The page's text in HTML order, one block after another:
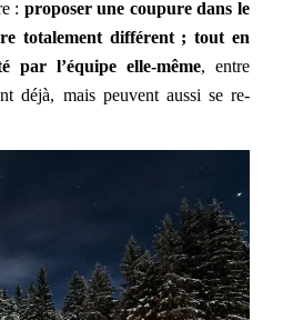
: proposer une coupure dans le
totalement différent ; tout en
par l’équipe elle-même, entre
déjà, mais peuvent aussi se re-